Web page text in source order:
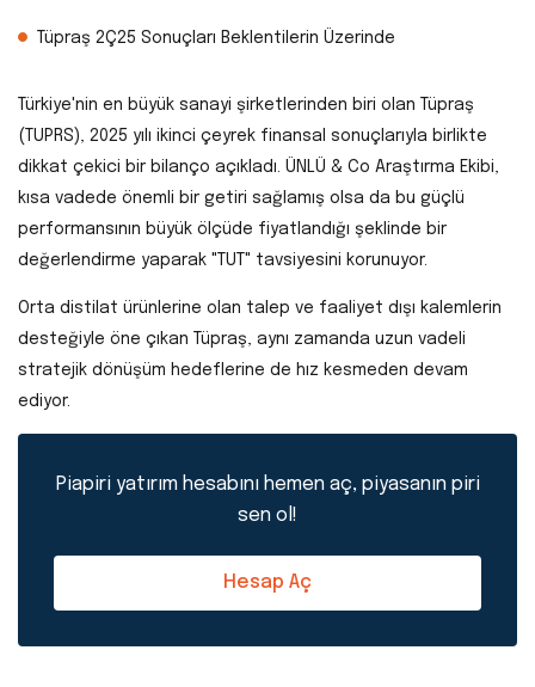
Tüpraş 2Ç25 Sonuçları Beklentilerin Üzerinde
Türkiye'nin en büyük sanayi şirketlerinden biri olan Tüpraş
(TUPRS), 2025 yılı ikinci çeyrek finansal sonuçlarıyla birlikte
dikkat çekici bir bilanço açıkladı. ÜNLÜ & Co Araştırma Ekibi,
kısa vadede önemli bir getiri sağlamış olsa da bu güçlü
performansının büyük ölçüde fiyatlandığı şeklinde bir
değerlendirme yaparak "TUT" tavsiyesini korunuyor.
Orta distilat ürünlerine olan talep ve faaliyet dışı kalemlerin
desteğiyle öne çıkan Tüpraş, aynı zamanda uzun vadeli
stratejik dönüşüm hedeflerine de hız kesmeden devam
ediyor.
Piapiri yatırım hesabını hemen aç, piyasanın piri
sen ol!
Hesap Aç